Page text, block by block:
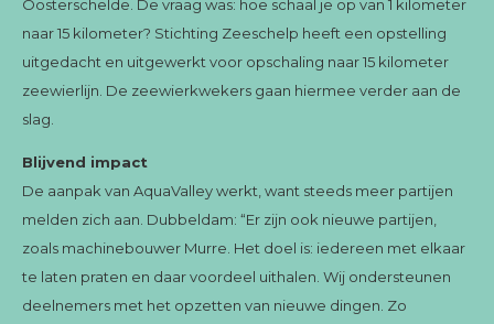
Oosterschelde. De vraag was: hoe schaal je op van 1 kilometer
naar 15 kilometer? Stichting Zeeschelp heeft een opstelling
uitgedacht en uitgewerkt voor opschaling naar 15 kilometer
zeewierlijn. De zeewierkwekers gaan hiermee verder aan de
slag.
Blijvend impact
De aanpak van AquaValley werkt, want steeds meer partijen
melden zich aan. Dubbeldam: “Er zijn ook nieuwe partijen,
zoals machinebouwer Murre. Het doel is: iedereen met elkaar
te laten praten en daar voordeel uithalen. Wij ondersteunen
deelnemers met het opzetten van nieuwe dingen. Zo